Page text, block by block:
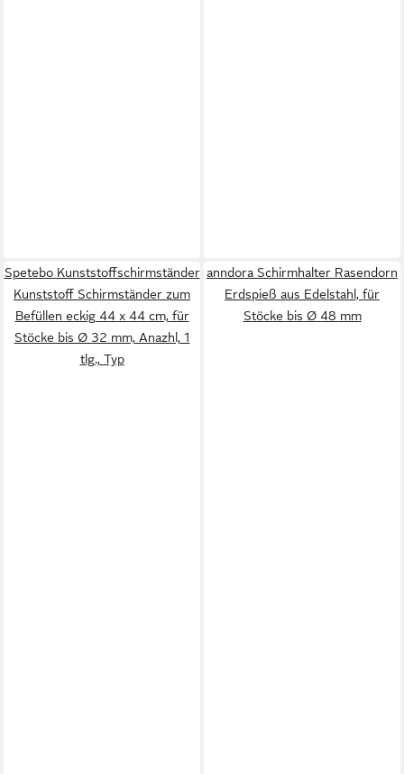
Spetebo Kunststoffschirmständer
Kunststoff Schirmständer zum
Befüllen eckig 44 x 44 cm, für
Stöcke bis Ø 32 mm, Anazhl, 1
tlg., Typ
anndora Schirmhalter Rasendorn
Erdspieß aus Edelstahl, für
Stöcke bis Ø 48 mm